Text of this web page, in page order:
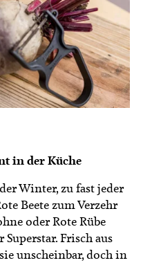
in der Küche
Winter, zu fast jeder
Beete zum Verzehr
oder Rote Rübe
Frisch aus
unscheinbar, doch in